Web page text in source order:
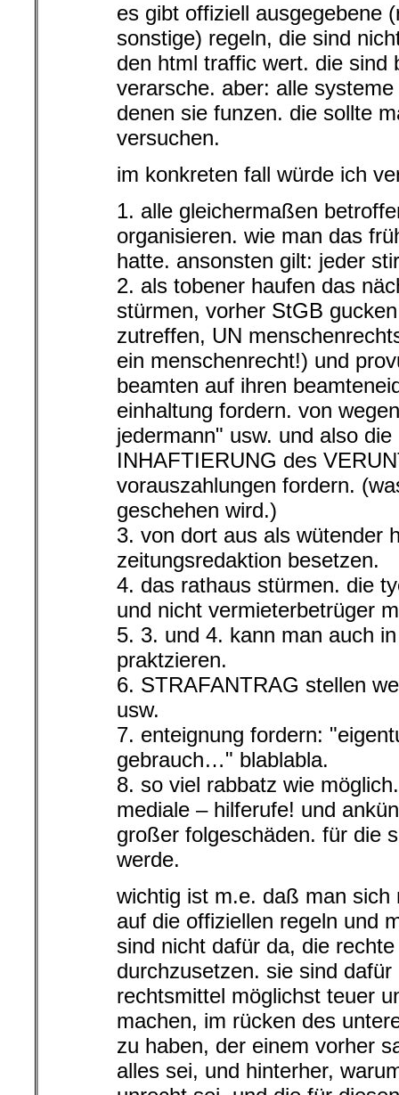
es gibt offiziell ausgegebene
sonstige) regeln, die sind
den html traffic wert. die sind
verarsche. aber: alle
denen sie funzen. die sollte
versuchen.
im konkreten fall würde ich
1. alle gleichermaßen
organisieren. wie man das
hatte. ansonsten gilt: jeder
2. als tobener haufen das
stürmen, vorher StGB
zutreffen, UN
ein menschenrecht!) und
beamten auf ihren
einhaltung fordern. von
jedermann" usw. und also
INHAFTIERUNG des
vorauszahlungen fordern.
geschehen wird.)
3. von dort aus als wütender
zeitungsredaktion besetzen.
4. das rathaus stürmen. die
und nicht vermieterbetrüger
5. 3. und 4. kann man auch
praktzieren.
6. STRAFANTRAG stellen
usw.
7. enteignung fordern:
gebrauch…" blablabla.
8. so viel rabbatz wie
mediale – hilferufe! und
großer folgeschäden. für die
werde.
wichtig ist m.e. daß man sich
auf die offiziellen regeln und
sind nicht dafür da, die
durchzusetzen. sie sind
rechtsmittel möglichst teuer
machen, im rücken des
zu haben, der einem vorher
alles sei, und hinterher,